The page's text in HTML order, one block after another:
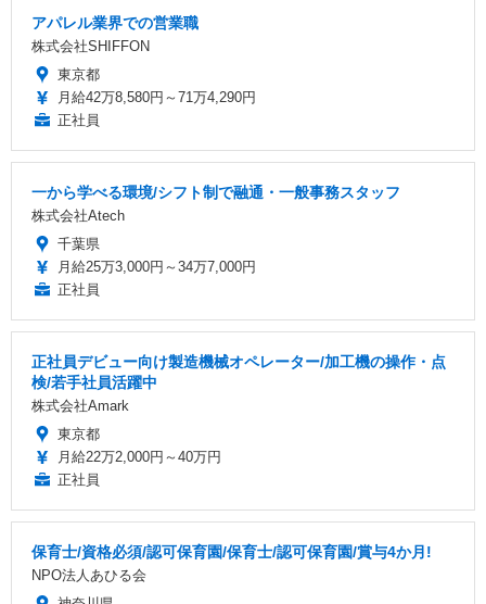
アパレル業界での営業職
株式会社SHIFFON
東京都
月給42万8,580円～71万4,290円
正社員
一から学べる環境/シフト制で融通・一般事務スタッフ
株式会社Atech
千葉県
月給25万3,000円～34万7,000円
正社員
正社員デビュー向け製造機械オペレーター/加工機の操作・点
検/若手社員活躍中
株式会社Amark
東京都
月給22万2,000円～40万円
正社員
保育士/資格必須/認可保育園/保育士/認可保育園/賞与4か月!
NPO法人あひる会